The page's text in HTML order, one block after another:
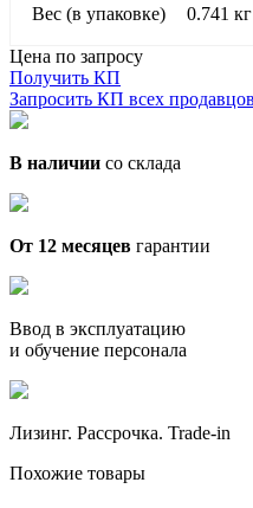
Вес (в упаковке) 0.741 кг
Цена по запросу
Получить КП
Запросить КП всех продавцов
В наличии со склада
От 12 месяцев гарантии
Ввод в эксплуатацию
и обучение персонала
Лизинг. Рассрочка. Trade-in
Похожие товары